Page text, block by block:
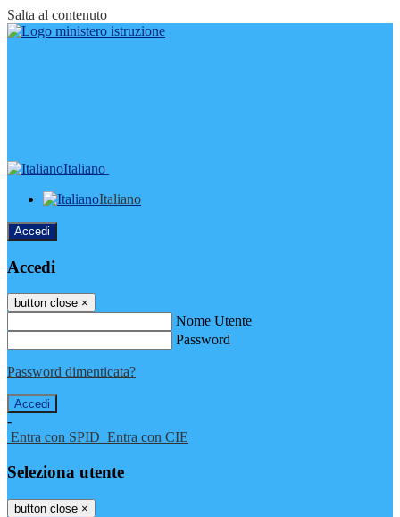
Salta al contenuto
Italiano
Italiano
Accedi
Accedi
button close ×
Nome Utente
Password
Password dimenticata?
-
Entra con SPID Entra con CIE
Seleziona utente
button close ×